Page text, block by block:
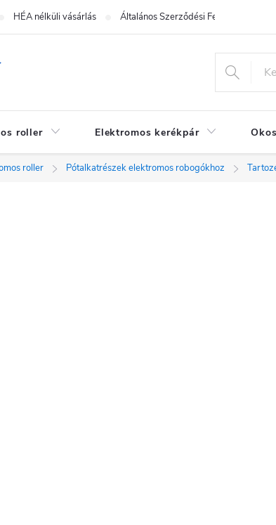
HÉA nélküli vásárlás Általános Szerződési Feltételek (ÁSZF)
roller Elektromos kerékpár
roller Pótalkatrészek elektromos robogókhoz